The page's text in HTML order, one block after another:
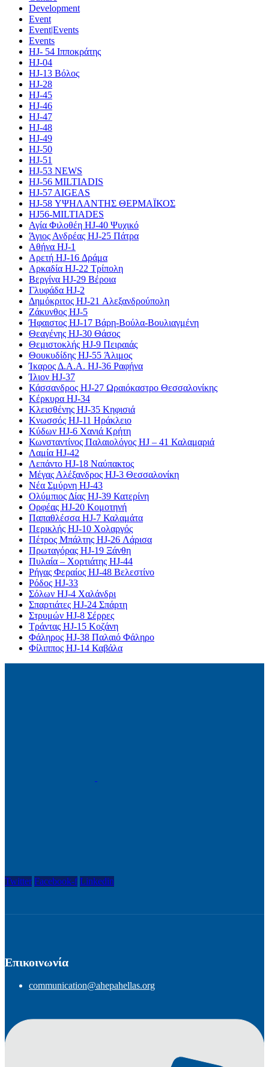
Development
Event
Event|Events
Events
HJ- 54 Ιπποκράτης
HJ-04
HJ-13 Βόλος
HJ-28
HJ-45
HJ-46
HJ-47
HJ-48
HJ-49
HJ-50
HJ-51
HJ-53 NEWS
HJ-56 MILTIADIS
HJ-57 AIGEAS
HJ-58 ΥΨΗΛΑΝΤΗΣ ΘΕΡΜΑΪΚΟΣ
HJ56-MILTIADES
Αγία Φιλοθέη HJ-40 Ψυχικό
Άγιος Ανδρέας HJ-25 Πάτρα
Αθήνα HJ-1
Αρετή HJ-16 Δράμα
Αρκαδία HJ-22 Τρίπολη
Βεργίνα HJ-29 Βέροια
Γλυφάδα HJ-2
Δημόκριτος HJ-21 Αλεξανδρούπολη
Ζάκυνθος HJ-5
Ήφαιστος HJ-17 Βάρη-Βούλα-Βουλιαγμένη
Θεαγένης HJ-30 Θάσος
Θεμιστοκλής HJ-9 Πειραιάς
Θουκυδίδης HJ-55 Άλιμος
Ίκαρος Δ.Α.Α. HJ-36 Ραφήνα
Ίλιον HJ-37
Κάσσανδρος HJ-27 Ωραιόκαστρο Θεσσαλονίκης
Κέρκυρα HJ-34
Κλεισθένης HJ-35 Κηφισιά
Κνωσσός HJ-11 Ηράκλειο
Κύδων HJ-6 Χανιά Κρήτη
Κωνσταντίνος Παλαιολόγος HJ – 41 Καλαμαριά
Λαμία HJ-42
Λεπάντο HJ-18 Ναύπακτος
Μέγας Αλέξανδρος HJ-3 Θεσσαλονίκη
Νέα Σμύρνη HJ-43
Ολύμπιος Δίας HJ-39 Κατερίνη
Ορφέας HJ-20 Κομοτηνή
Παπαθλέσσα HJ-7 Καλαμάτα
Περικλής HJ-10 Χολαργός
Πέτρος Μπάλτης HJ-26 Λάρισα
Πρωταγόρας HJ-19 Ξάνθη
Πυλαία – Χορτιάτης HJ-44
Ρήγας Φεραίος HJ-48 Βελεστίνο
Ρόδος HJ-33
Σόλων HJ-4 Χαλάνδρι
Σπαρτιάτες HJ-24 Σπάρτη
Στρυμών HJ-8 Σέρρες
Τράντας HJ-15 Κοζάνη
Φάληρος HJ-38 Παλαιό Φάληρο
Φίλιππος HJ-14 Καβάλα
Twitter Facebook-f Linkedin
Επικοινωνία
communication@ahepahellas.org